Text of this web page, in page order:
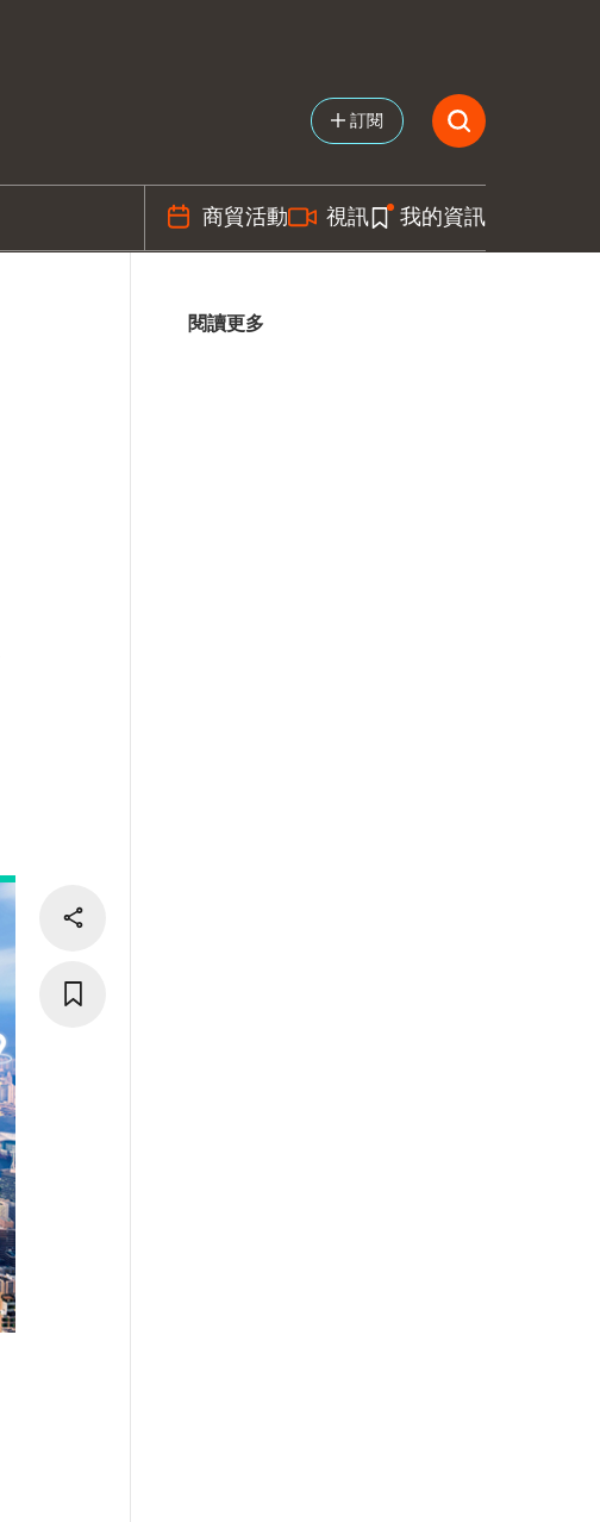
訂閱
商貿活動 視訊 我的資訊
閱讀更多